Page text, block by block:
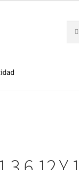
por: